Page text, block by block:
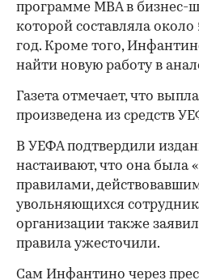
00:00
программе MBA в бизнес-
которой составляла
год. Кроме того,
найти новую работу в
Газета отмечает, что
произведена из средств
В УЕФА подтвердили
настаивают, что она была
правилами,
увольняющихся
организации также
правила ужесточили.
Сам Инфантино через